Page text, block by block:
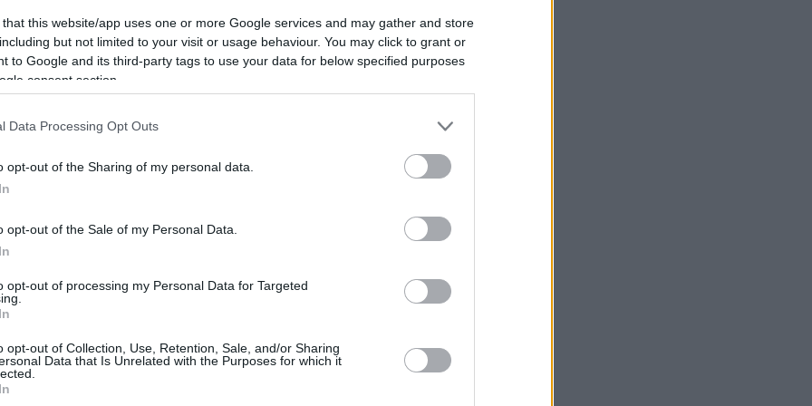
that this website/app uses one or more Google services and may gather and store
but not limited to your visit or usage behaviour. You may click to grant or
to Google and its third-party tags to use your data for below specified purposes
consent section.
Data Processing Opt Outs
opt-out of the Sharing of my personal data.
opt-out of the Sale of my Personal Data.
opt-out of processing my Personal Data for Targeted
opt-out of Collection, Use, Retention, Sale, and/or Sharing
Data that Is Unrelated with the Purposes for which it
tra il 29 marzo e il 4 aprile, il 50% dei probabili
Tisza, mentre il 37% voterebbe per Fidesz-KDNP.
detiene anche un vantaggio significativo tra la
di Péter Magyar, mentre il 30 percento
il sondaggio, il 21% della popolazione in età di
Orbán
nei prossimi quattro anni?
Nostra Patria) vicino alla soglia
tra gli elettori certi e al 4 percento tra la
Democratica né il Partito del Cane a Due Code